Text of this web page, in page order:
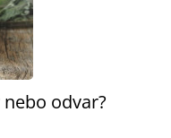
odvar?